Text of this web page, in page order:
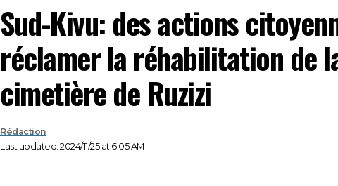
Sud-Kivu: des actions
réclamer la réhabilitation de
cimetière de Ruzizi
Last updated: 2024/11/25 at 6:05 AM
Rédaction